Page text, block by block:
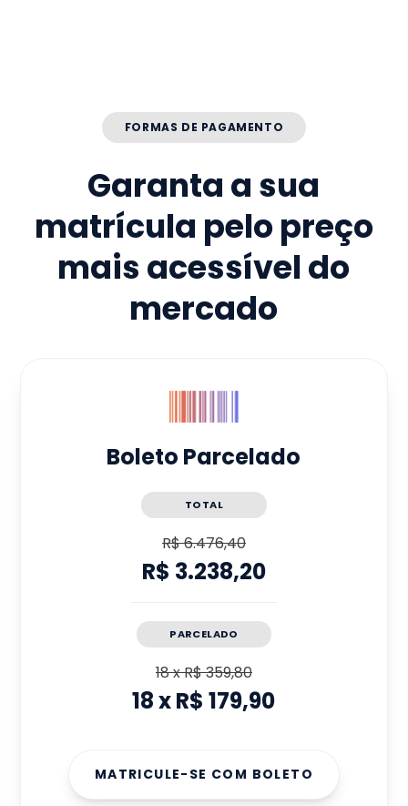
FORMAS DE PAGAMENTO
Garanta a sua
matrícula pelo preço
mais acessível do
mercado
Boleto Parcelado
TOTAL
R$ 6.476,40
R$ 3.238,20
PARCELADO
18xR$ 359,80
18xR$ 179,90
MATRICULE-SE COM BOLETO